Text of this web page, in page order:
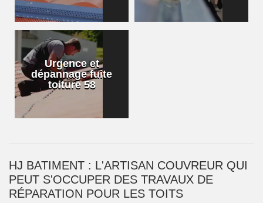
Urgence et
dépannage fuite
toiture 58
HJ BATIMENT : L'ARTISAN COUVREUR QUI
PEUT S'OCCUPER DES TRAVAUX DE
RÉPARATION POUR LES TOITS